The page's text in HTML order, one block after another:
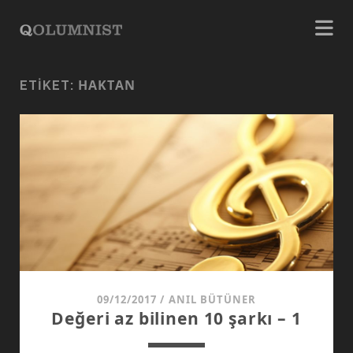
ETIKET: HAKTAN
09/12/2017 / ANIL BÜTÜNER
Değeri az bilinen 10 şarkı – 1